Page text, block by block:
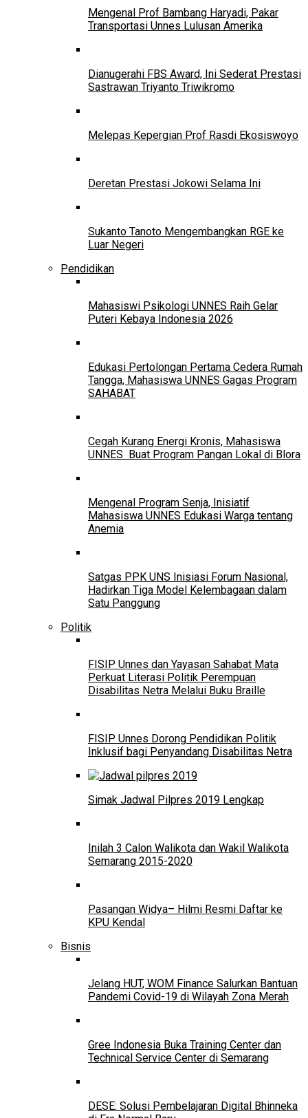
Mengenal Prof Bambang Haryadi, Pakar
Transportasi Unnes Lulusan Amerika
Dianugerahi FBS Award, Ini Sederat Prestasi
Sastrawan Triyanto Triwikromo
Melepas Kepergian Prof Rasdi Ekosiswoyo
Deretan Prestasi Jokowi Selama Ini
Sukanto Tanoto Mengembangkan RGE ke
Luar Negeri
Pendidikan
Mahasiswi Psikologi UNNES Raih Gelar
Puteri Kebaya Indonesia 2026
Edukasi Pertolongan Pertama Cedera Rumah
Tangga, Mahasiswa UNNES Gagas Program
SAHABAT
Cegah Kurang Energi Kronis, Mahasiswa
UNNES Buat Program Pangan Lokal di Blora
Mengenal Program Senja, Inisiatif
Mahasiswa UNNES Edukasi Warga tentang
Anemia
Satgas PPK UNS Inisiasi Forum Nasional,
Hadirkan Tiga Model Kelembagaan dalam
Satu Panggung
Politik
FISIP Unnes dan Yayasan Sahabat Mata
Perkuat Literasi Politik Perempuan
Disabilitas Netra Melalui Buku Braille
FISIP Unnes Dorong Pendidikan Politik
Inklusif bagi Penyandang Disabilitas Netra
Simak Jadwal Pilpres 2019 Lengkap
Inilah 3 Calon Walikota dan Wakil Walikota
Semarang 2015-2020
Pasangan Widya– Hilmi Resmi Daftar ke
KPU Kendal
Bisnis
Jelang HUT, WOM Finance Salurkan Bantuan
Pandemi Covid-19 di Wilayah Zona Merah
Gree Indonesia Buka Training Center dan
Technical Service Center di Semarang
DESE: Solusi Pembelajaran Digital Bhinneka